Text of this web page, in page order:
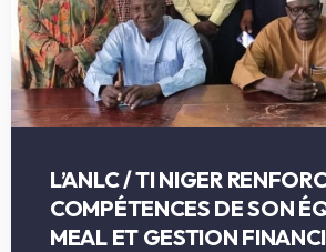
L’ANLC / TI NIGER
COMPÉTENCES DE SON
MEAL ET GESTION